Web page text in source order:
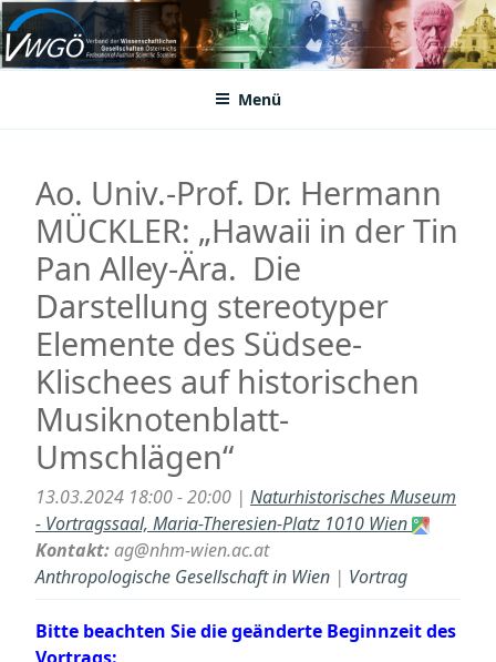
Zum
Inhalt
springenVWGÖ
Federation of Austrian Scientific Societies
Menü
Ao. Univ.-Prof. Dr. Hermann
MÜCKLER: „Hawaii in der Tin
Pan Alley-Ära. Die
Darstellung stereotyper
Elemente des Südsee-
Klischees auf historischen
Musiknotenblatt-
Umschlägen“
13.03.2024 18:00 - 20:00 | Naturhistorisches Museum
- Vortragssaal, Maria-Theresien-Platz 1010 Wien
Kontakt:ag@nhm-wien.ac.at
Anthropologische Gesellschaft in Wien | Vortrag
Bitte beachten Sie die geänderte Beginnzeit des